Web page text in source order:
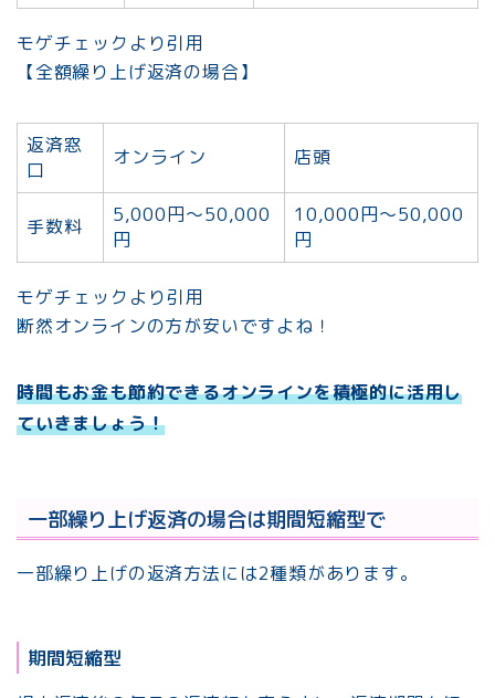
モゲチェックより引用
【全額繰り上げ返済の場合】
返済窓
口
オンライン 店頭
手数料
5,000円～50,000
円
10,000円～50,000
円
モゲチェックより引用
断然オンラインの方が安いですよね！
時間もお金も節約できるオンラインを積極的に活用し
ていきましょう！
一部繰り上げ返済の場合は期間短縮型で
一部繰り上げの返済方法には2種類があります。
期間短縮型